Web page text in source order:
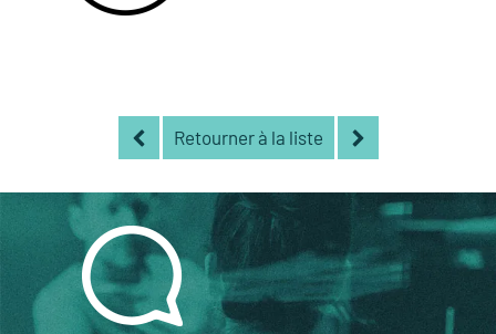
Retourner à la liste